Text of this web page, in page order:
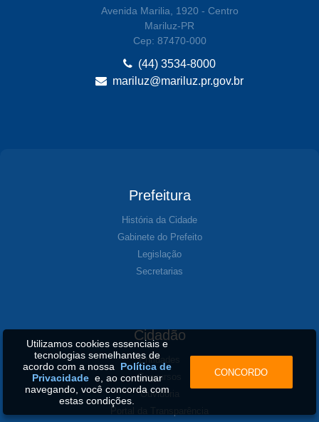
Avenida Marilia, 1920 - Centro
Mariluz-PR
Cep: 87470-000
(44) 3534-8000
mariluz@mariluz.pr.gov.br
Prefeitura
História da Cidade
Gabinete do Prefeito
Legislação
Secretarias
Cidadão
Entidades
Concursos
Ouvidoria
Portal da Transparência
Utilizamos cookies essenciais e
tecnologias semelhantes de
acordo com a nossa Política de
Privacidadee, ao continuar
navegando, você concorda com
estas condições.
CONCORDO